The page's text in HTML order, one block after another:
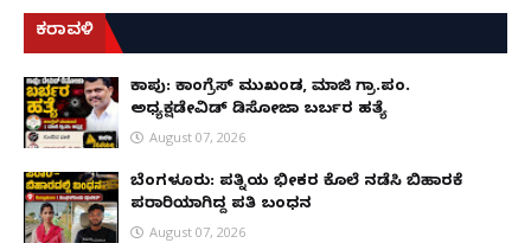
ಕರಾವಳಿ
ಕಾಪು: ಕಾಂಗ್ರೆಸ್ ಮುಖಂಡ, ಮಾಜಿ ಗ್ರಾ.ಪಂ.
ಅಧ್ಯಕ್ಷಡೇವಿಡ್ ಡಿಸೋಜಾ ಬರ್ಬರ ಹತ್ಯೆ
August 07, 2026
ಬೆಂಗಳೂರು: ಪತ್ನಿಯ ಭೀಕರ ಕೊಲೆ ನಡೆಸಿ ಬಿಹಾರಕ್ಕೆ
ಪರಾರಿಯಾಗಿದ್ದ ಪತಿ ಬಂಧನ
August 07, 2026